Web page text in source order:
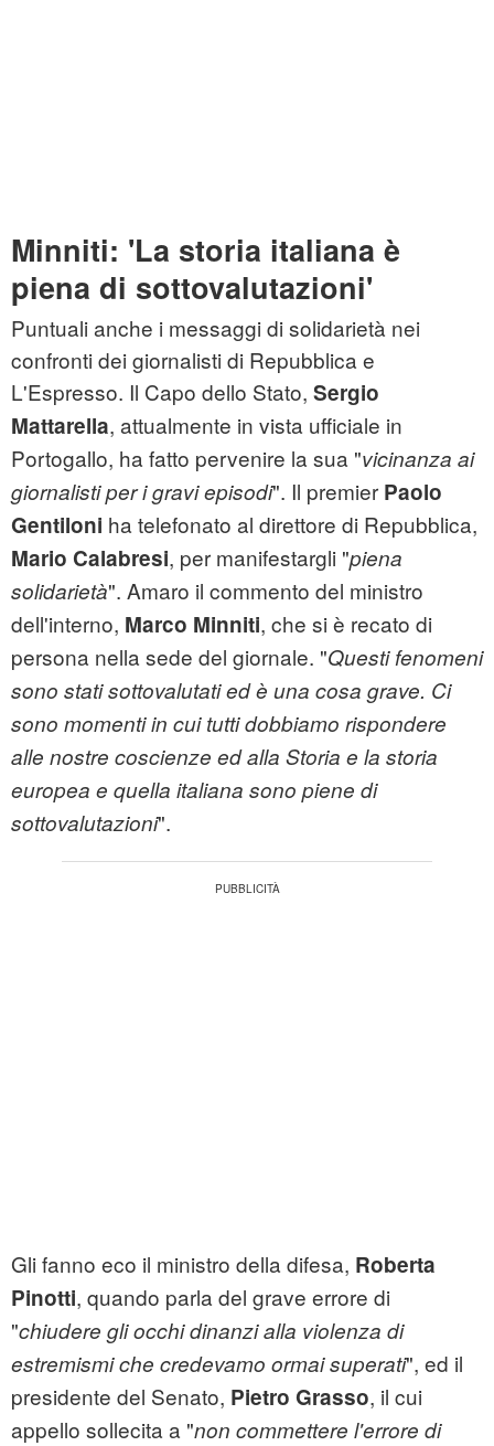
Minniti: 'La storia italiana è
piena di sottovalutazioni'
Puntuali anche i messaggi di solidarietà nei
confronti dei giornalisti di Repubblica e
L'Espresso. Il Capo dello Stato, Sergio
Mattarella, attualmente in vista ufficiale in
Portogallo, ha fatto pervenire la sua "vicinanza ai
giornalisti per i gravi episodi". Il premier Paolo
Gentiloni ha telefonato al direttore di Repubblica,
Mario Calabresi, per manifestargli "piena
solidarietà". Amaro il commento del ministro
dell'interno, Marco Minniti, che si è recato di
persona nella sede del giornale. "Questi fenomeni
sono stati sottovalutati ed è una cosa grave. Ci
sono momenti in cui tutti dobbiamo rispondere
alle nostre coscienze ed alla Storia e la storia
europea e quella italiana sono piene di
sottovalutazioni".
Gli fanno eco il ministro della difesa, Roberta
Pinotti, quando parla del grave errore di
"chiudere gli occhi dinanzi alla violenza di
estremismi che credevamo ormai superati", ed il
presidente del Senato, Pietro Grasso, il cui
appello sollecita a "non commettere l'errore di